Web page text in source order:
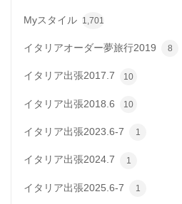
Myスタイル 1,701
イタリアオーダー夢旅行2019 8
イタリア出張2017.7 10
イタリア出張2018.6 10
イタリア出張2023.6-7 1
イタリア出張2024.7 1
イタリア出張2025.6-7 1